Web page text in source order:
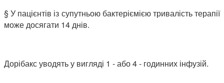
§ У пацієнтів із супутньою бактеріємією тривалість терапії
може досягати 14 днів.
Дорібакс уводять у вигляді 1 - або 4 - годинних інфузій.